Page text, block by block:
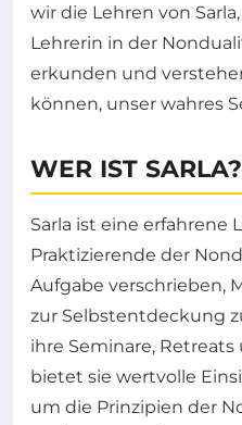
wir die Lehren von
Lehrerin in der
erkunden und
können, unser wahres
WER IST SARLA?
Sarla ist eine erfahrene
Praktizierende der
Aufgabe verschrieben,
zur Selbstentdeckung
ihre Seminare,
bietet sie wertvolle
um die Prinzipien der